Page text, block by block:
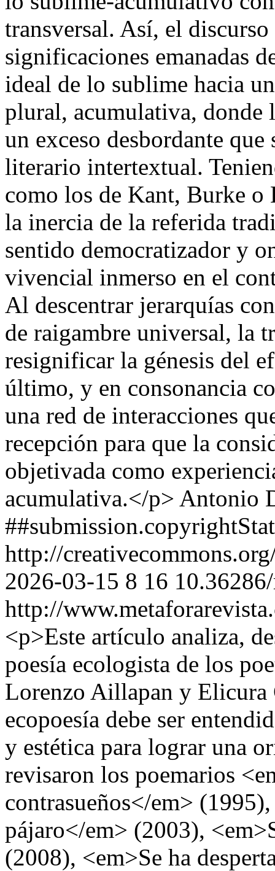
transversal. Así, el
significaciones emanadas
ideal de lo sublime hacia
plural, acumulativa, donde
un exceso desbordante
literario intertextual.
como los de Kant, Burke o
la inercia de la referida
sentido democratizador y
vivencial inmerso en el
Al descentrar jerarquías
de raigambre universal, la
resignificar la génesis del
último, y en consonancia
una red de interacciones
recepción para que la
objetivada como
acumulativa.</p> Antonio
http://
2026-03-15 8 16
http://
<p>Este artículo analiza,
poesía ecologista de los
Lorenzo Aillapan y
ecopoesía debe ser
y estética para lograr una
revisaron los poemarios
contrasueños</em>
pájaro</em> (2003),
(2008), <em>Se ha